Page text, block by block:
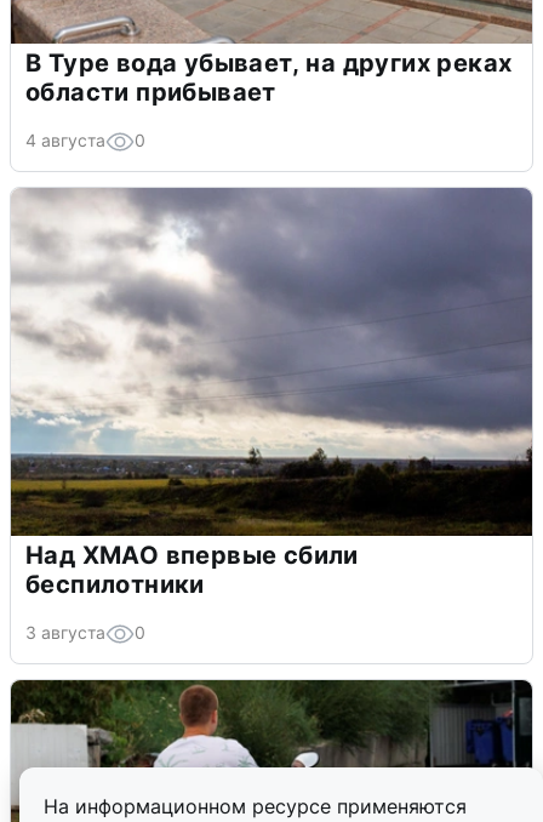
На информационном ресурсе применяются
В Туре вода убывает, на других реках
области прибывает
4 августа 0
Над ХМАО впервые сбили
беспилотники
3 августа 0